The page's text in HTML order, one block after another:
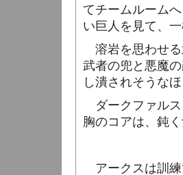
てチームルーム
い巨人を見て、
溶岩を思わせる
武者の兜と悪魔
し潰されそうな
ダークファルス
胸のコアは、鈍
アークスは訓練